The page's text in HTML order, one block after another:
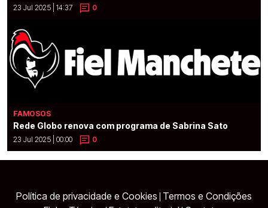
23 Jul 2025 | 14:37 0
FAMOSOS
Rede Globo renova com programa de Sabrina Sato
23 Jul 2025 | 00:00 0
Política de privacidade e Cookies Termos e Condições